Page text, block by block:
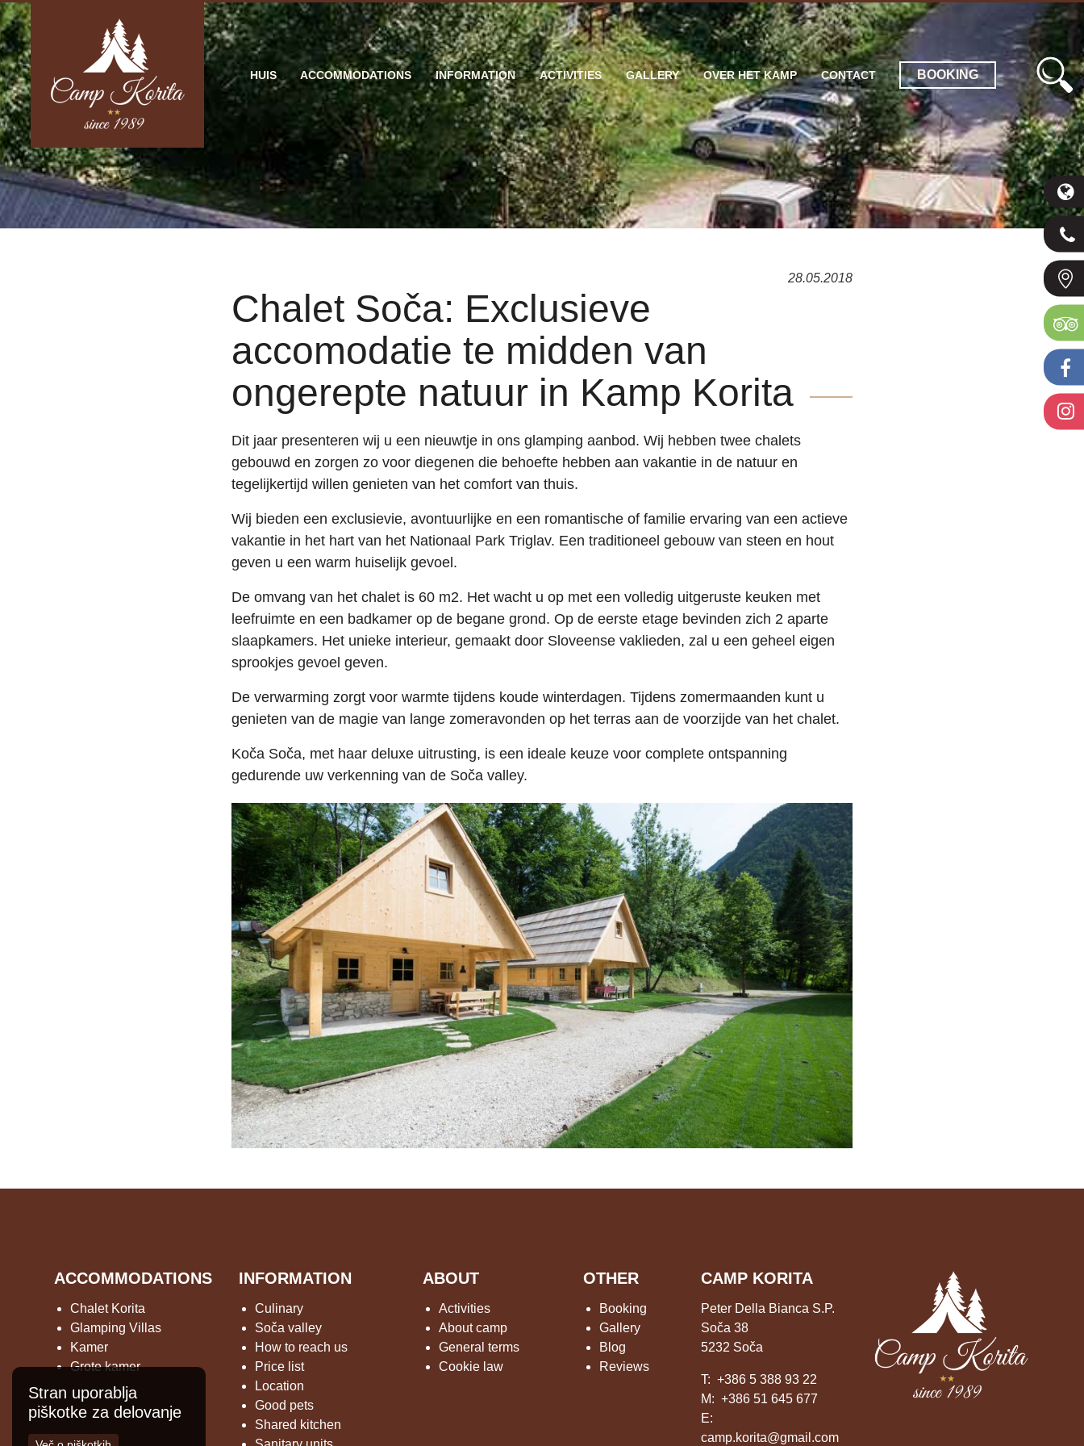
HUIS ACCOMMODATIONS INFORMATION ACTIVITIES GALLERY OVER HET KAMP CONTACT BOOKING
28.05.2018
Chalet Soča: Exclusieve
accomodatie te midden van
ongerepte natuur in Kamp Korita
Dit jaar presenteren wij u een nieuwtje in ons glamping aanbod. Wij hebben twee chalets
gebouwd en zorgen zo voor diegenen die behoefte hebben aan vakantie in de natuur en
tegelijkertijd willen genieten van het comfort van thuis.
Wij bieden een exclusievie, avontuurlijke en een romantische of familie ervaring van een actieve
vakantie in het hart van het Nationaal Park Triglav. Een traditioneel gebouw van steen en hout
geven u een warm huiselijk gevoel.
De omvang van het chalet is 60 m2. Het wacht u op met een volledig uitgeruste keuken met
leefruimte en een badkamer op de begane grond. Op de eerste etage bevinden zich 2 aparte
slaapkamers. Het unieke interieur, gemaakt door Sloveense vaklieden, zal u een geheel eigen
sprookjes gevoel geven.
De verwarming zorgt voor warmte tijdens koude winterdagen. Tijdens zomermaanden kunt u
genieten van de magie van lange zomeravonden op het terras aan de voorzijde van het chalet.
Koča Soča, met haar deluxe uitrusting, is een ideale keuze voor complete ontspanning
gedurende uw verkenning van de Soča valley.
ACCOMMODATIONS
Chalet Korita
Glamping Villas
Kamer
Grote kamer
INFORMATION
Culinary
Soča valley
How to reach us
Price list
Location
Good pets
Shared kitchen
ABOUT
Activities
About camp
General terms
Cookie law
OTHER
Booking
Gallery
Blog
Reviews
CAMP KORITA
Peter Della Bianca S.P.
Soča 38
5232 Soča
T: +386 5 388 93 22
M: +386 51 645 677
E:
camp.korita@gmail.com
Stran uporablja
piškotke za delovanje